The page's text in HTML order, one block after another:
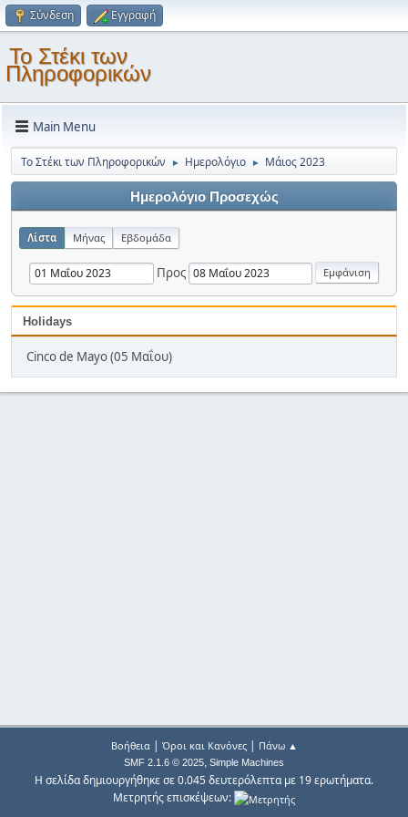
Σύνδεση Εγγραφή
Το Στέκι των
Πληροφορικών
Main Menu
Το Στέκι των Πληροφορικών ► Ημερολόγιο ► Μάιος 2023
Ημερολόγιο Προσεχώς
Λίστα Μήνας Εβδομάδα
Προς
Holidays
Cinco de Mayo (05 Μαΐου)
Βοήθεια| Όροι και Κανόνες| Πάνω ▲
SMF 2.1.6 © 2025, Simple Machines
Η σελίδα δημιουργήθηκε σε 0.045 δευτερόλεπτα με 19 ερωτήματα.
Μετρητής επισκέψεων: